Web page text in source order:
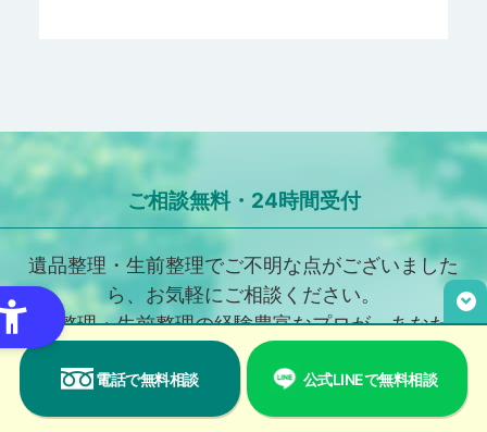
ご相談無料・24時間受付
遺品整理・生前整理でご不明な点がございました
ら、お気軽にご相談ください。
遺品整理・生前整理の経験豊富なプロが、あなたの
お悩みを解決します。
※電話受付：9時～18時（年末年始除く）
電話で無料相談 公式LINEで無料相談